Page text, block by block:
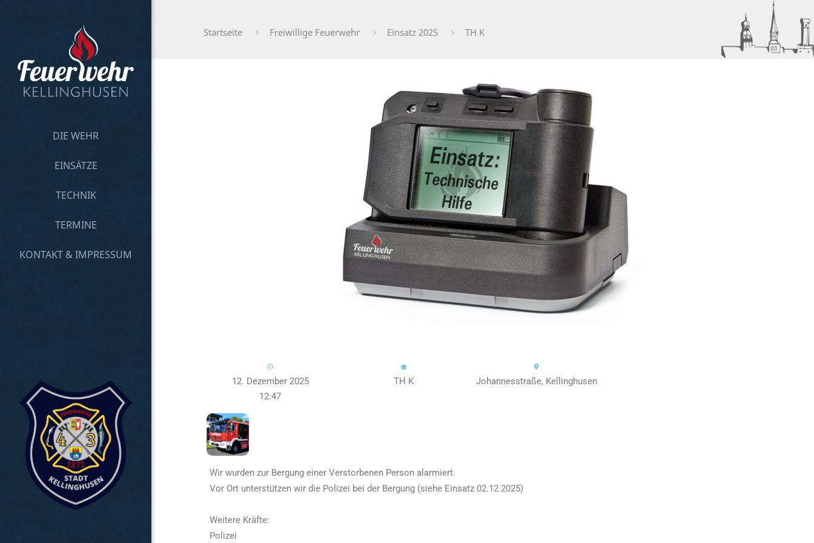
DIE WEHR
EINSÄTZE
TECHNIK
TERMINE
KONTAKT & IMPRESSUM
Startseite Freiwillige Feuerwehr Einsatz 2025 TH K
12. Dezember 2025
12:47
TH K Johannesstraße, Kellinghusen
Wir wurden zur Bergung einer Verstorbenen Person alarmiert.
Vor Ort unterstützen wir die Polizei bei der Bergung (siehe Einsatz 02.12.2025)
Weitere Kräfte:
Polizei